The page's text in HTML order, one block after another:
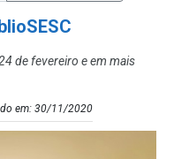
de fevereiro e em mais
em: 30/11/2020